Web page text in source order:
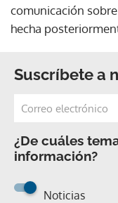
comunicación
hecha
Suscríbete a
¿De cuáles
información?
Noticias